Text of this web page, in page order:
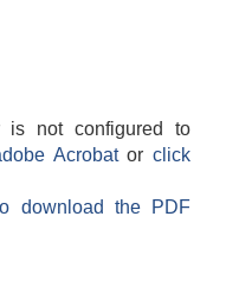
is not configured to
Acrobatorclick
download the PDF